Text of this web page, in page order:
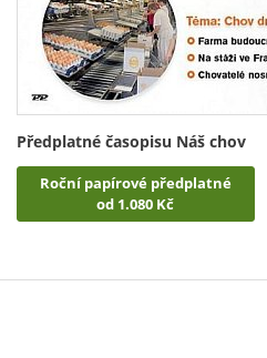
Předplatné časopisu Náš chov
Roční papírové předplatné
od 1.080 Kč